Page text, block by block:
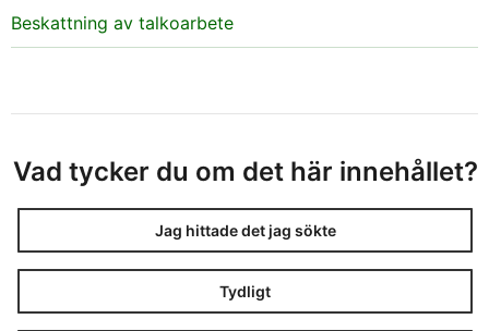
Beskattning av talkoarbete
Vad tycker du om det här innehållet?
Jag hittade det jag sökte
Tydligt